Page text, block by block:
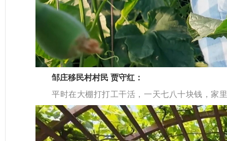
邹庄移民村村民 贾守红：
平时在大棚打打工干活，一天七八十块钱，家